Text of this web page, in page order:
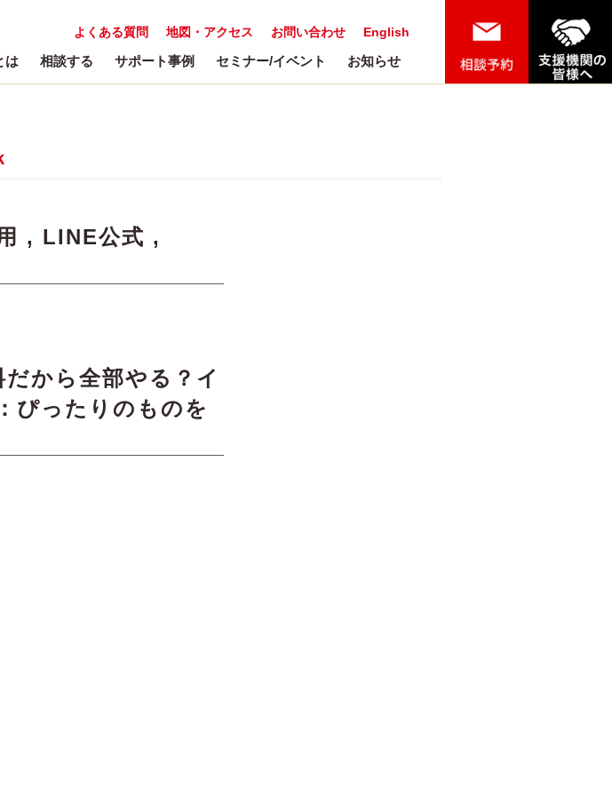
English
お問い合わせ
地図・アクセス
よくある質問
は 相談する サポート事例 セミナー/イベント お知らせ
, LINE公式 ,
から全部やる？イ
ぴったりのものを